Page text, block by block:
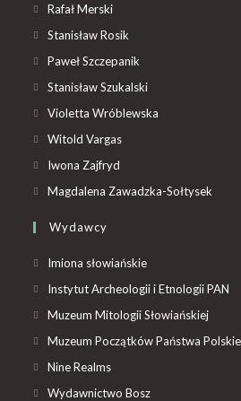
Rafał Merski
Stanisław Rosik
Paweł Szczepanik
Stanisław Szukalski
Violetta Wróblewska
Witold Vargas
Iwona Zajfryd
Magdalena Zawadzka-Sołtysek
Wydawcy
Imiona słowiańskie
Instytut Archeologii i Etnologii PAN
Muzeum Mitologii Słowiańskiej
Muzeum Początków Państwa
Nine Realms
Wydawnictwo Bosz